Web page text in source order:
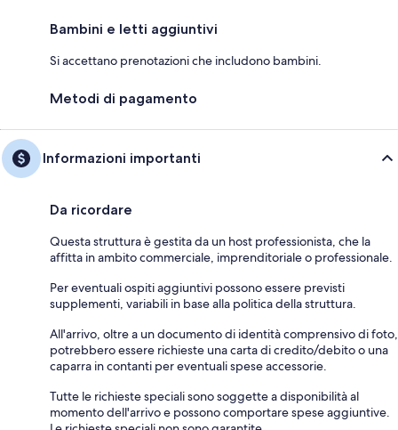
Bambini e letti aggiuntivi
Si accettano prenotazioni che includono bambini.
Metodi di pagamento
Informazioni importanti
Da ricordare
Questa struttura è gestita da un host professionista, che la
affitta in ambito commerciale, imprenditoriale o professionale.
Per eventuali ospiti aggiuntivi possono essere previsti
supplementi, variabili in base alla politica della struttura.
All'arrivo, oltre a un documento di identità comprensivo di foto,
potrebbero essere richieste una carta di credito/debito o una
caparra in contanti per eventuali spese accessorie.
Tutte le richieste speciali sono soggette a disponibilità al
momento dell'arrivo e possono comportare spese aggiuntive.